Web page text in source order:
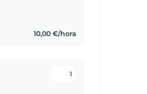
10,00 €/hora
1